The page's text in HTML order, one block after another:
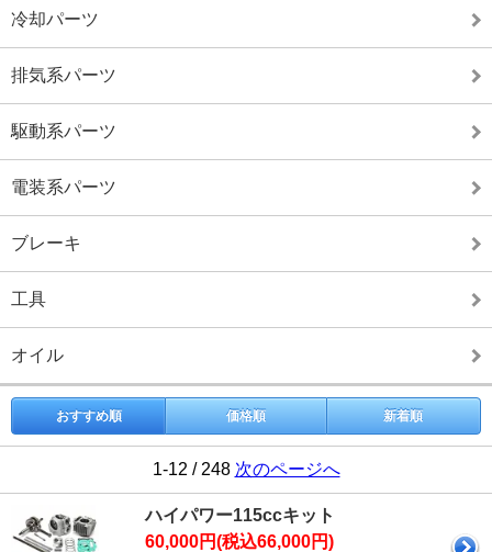
冷却パーツ
排気系パーツ
駆動系パーツ
電装系パーツ
ブレーキ
工具
オイル
おすすめ順 価格順 新着順
1-12 / 248 次のページへ
ハイパワー115ccキット
60,000円(税込66,000円)